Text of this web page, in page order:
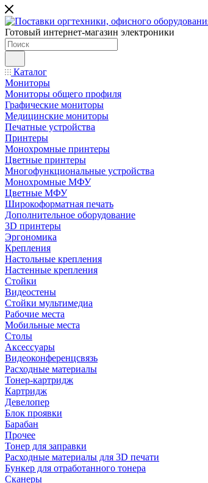
Готовый интернет-магазин электроники
Каталог
Мониторы
Мониторы общего профиля
Графические мониторы
Медицинские мониторы
Печатные устройства
Принтеры
Моноxромныe принтеры
Цвeтныe принтеры
Многофункциональные устройства
Монохромные МФУ
Цветные МФУ
Широкоформатная печать
Дополнительное оборудование
3D принтеры
Эргономика
Крепления
Настольные крепления
Настенные крепления
Стойки
Видеостены
Стойки мультимедиа
Рабочие места
Мобильные места
Столы
Аксессуары
Видеоконференцсвязь
Расходные материалы
Тонер-картридж
Картридж
Девелопер
Блок проявки
Барабан
Прочее
Тонер для заправки
Расходные материалы для 3D печати
Бункер для отработанного тонера
Сканеры